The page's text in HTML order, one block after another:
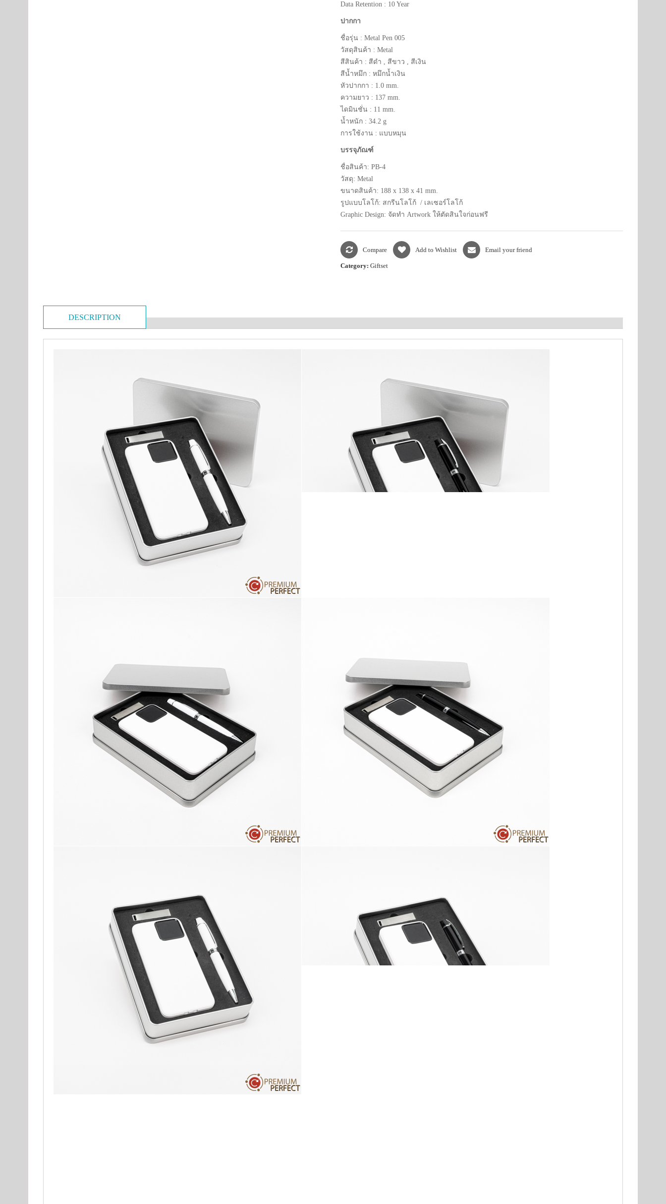
Data Retention : 10 Year
ปากกา
ชื่อรุ่น : Metal Pen 005
วัสดุสินค้า : Metal
สีสินค้า : สีดำ , สีขาว , สีเงิน
สีน้ำหมึก : หมึกน้ำเงิน
หัวปากกา : 1.0 mm.
ความยาว : 137 mm.
ไดมินชั่น : 11 mm.
น้ำหนัก : 34.2 g
การใช้งาน : แบบหมุน
บรรจุภัณฑ์
ชื่อสินค้า: PB-4
วัสดุ: Metal
ขนาดสินค้า: 188 x 138 x 41 mm.
รูปแบบโลโก้: สกรีนโลโก้ / เลเซอร์โลโก้
Graphic Design: จัดทำ Artwork ให้ตัดสินใจก่อนฟรี
Compare Add to Wishlist Email your friend
Category: Giftset
DESCRIPTION